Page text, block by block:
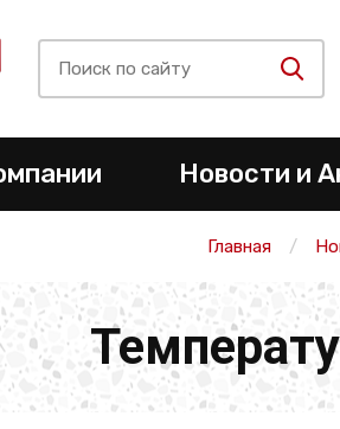
Новости и
Главная